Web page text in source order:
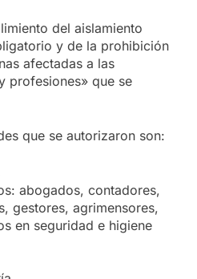
del aislamiento
y de la prohibición
afectadas a las
profesiones» que se
que se autorizaron son:
abogados, contadores,
gestores, agrimensores,
en seguridad e higiene